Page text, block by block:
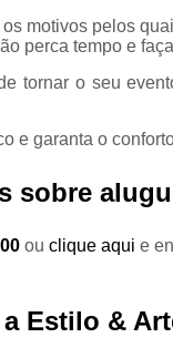
motivos pelos
perca tempo e
tornar o seu
e garanta o
sobre
ou clique aqui e
Estilo &